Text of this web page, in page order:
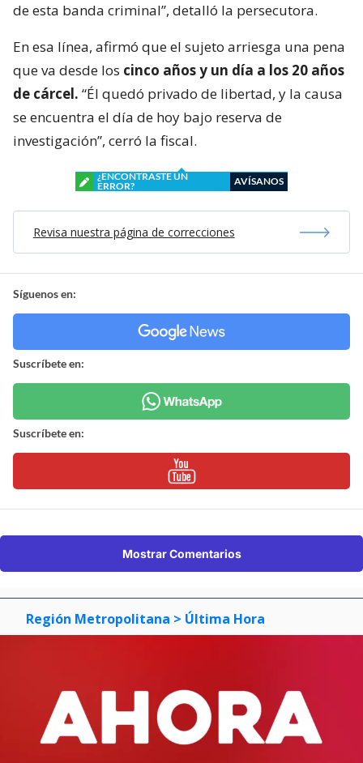
de esta banda criminal”, detalló la persecutora.
En esa línea, afirmó que el sujeto arriesga una pena
que va desde los cinco años y un día a los 20 años
de cárcel. “Él quedó privado de libertad, y la causa
se encuentra el día de hoy bajo reserva de
investigación”, cerró la fiscal.
¿ENCONTRASTE UN
ERROR?
AVÍSANOS
Revisa nuestra página de correcciones
Síguenos en:
Suscríbete en:
Suscríbete en:
Mostrar Comentarios
Región Metropolitana > Última Hora